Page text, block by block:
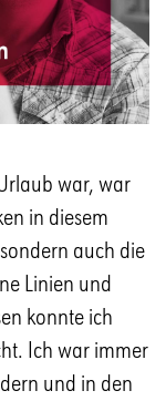
war, war
in diesem
auch die
Linien und
konnte ich
Ich war immer
und in den